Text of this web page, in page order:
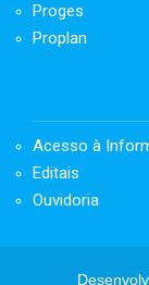
Proges
Proplan
Acesso à
Editais
Ouvidoria